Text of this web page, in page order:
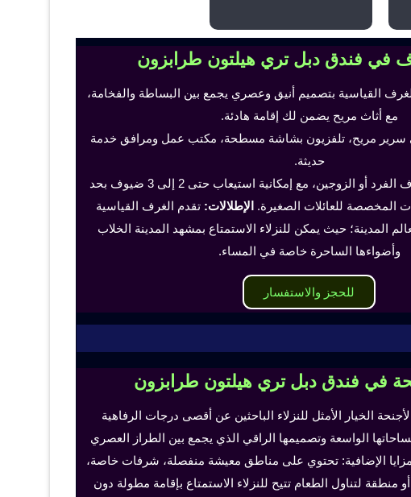
في فندق دبل تري هيلتون طرابزون
القياسية بتصميم أنيق وعصري يجمع بين البساطة والفخامة،
مع أثاث مريح يضمن لك إقامة هادئة.
سرير مريح، تلفزيون بشاشة مسطحة، مكتب عمل ومرافق خدمة
حديثة.
تناسب هذه الغرف الفرد أو الزوجين، مع إمكانية استيعاب حتى 2 إلى 3 ضيوف بحد
المخصصة للعائلات الصغيرة. الإطلالات: تقدم الغرف القياسية
المدينة؛ حيث يمكن للنزلاء الاستمتاع بمشهد المدينة الخلاب
وأضواءها الساحرة خاصة في المساء.
للحجز والاستفسار
في فندق دبل تري هيلتون طرابزون
الخيار الأمثل للنزلاء الباحثين عن أقصى درجات الرفاهية
الواسعة وتصميمها الراقي الذي يجمع بين الطراز العصري
الإضافية: تحتوي على مناطق معيشة منفصلة، شرفات خاصة،
لتناول الطعام تتيح للنزلاء الاستمتاع بإقامة مطولة دون